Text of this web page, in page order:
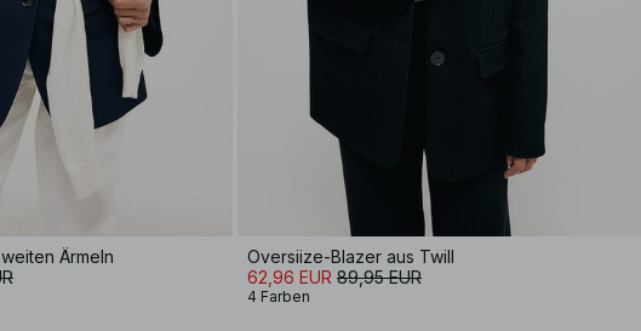
Ärmeln
Oversiize-Blazer aus Twill
62,96 EUR 89,95 EUR
4 Farben